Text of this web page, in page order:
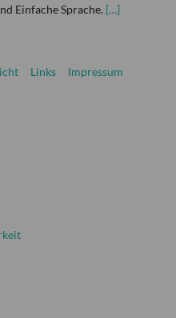
Einfache Sprache. […]
Links
Impressum